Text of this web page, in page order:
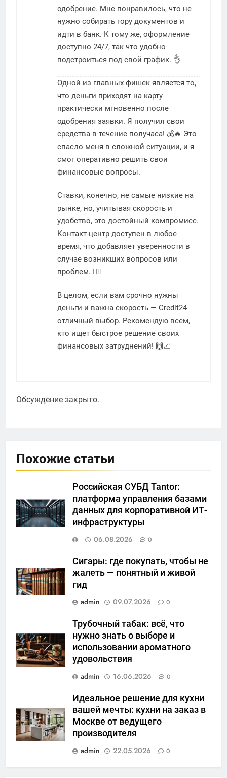
одобрение. Мне понравилось, что не
нужно собирать гору документов и
идти в банк. К тому же, оформление
доступно 24/7, так что удобно
подстроиться под свой график. 👌
Одной из главных фишек является то,
что деньги приходят на карту
практически мгновенно после
одобрения заявки. Я получил свои
средства в течение получаса! 💰🔥 Это
спасло меня в сложной ситуации, и я
смог оперативно решить свои
финансовые вопросы.
Ставки, конечно, не самые низкие на
рынке, но, учитывая скорость и
удобство, это достойный компромисс.
Контакт-центр доступен в любое
время, что добавляет уверенности в
случае возникших вопросов или
проблем. 🕵️‍♂️
В целом, если вам срочно нужны
деньги и важна скорость — Credit24
отличный выбор. Рекомендую всем,
кто ищет быстрое решение своих
финансовых затруднений! 🙌📈
Обсуждение закрыто.
Похожие статьи
Российская СУБД Tantor:
платформа управления базами
данных для корпоративной ИТ-
инфраструктуры
06.08.2026
0
Сигары: где покупать, чтобы не
жалеть — понятный и живой
гид
admin
09.07.2026 0
Трубочный табак: всё, что
нужно знать о выборе и
использовании ароматного
удовольствия
admin
16.06.2026 0
Идеальное решение для кухни
вашей мечты: кухни на заказ в
Москве от ведущего
производителя
admin
22.05.2026 0